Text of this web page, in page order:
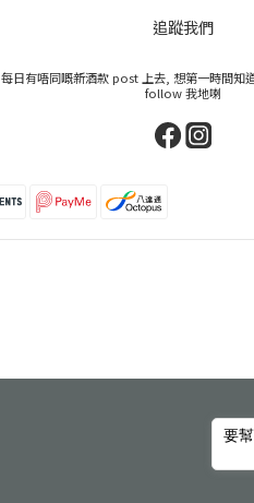
追蹤我們
每日有唔同嘅新酒款 post 上去, 想第一時間知
follow 我地喇
要